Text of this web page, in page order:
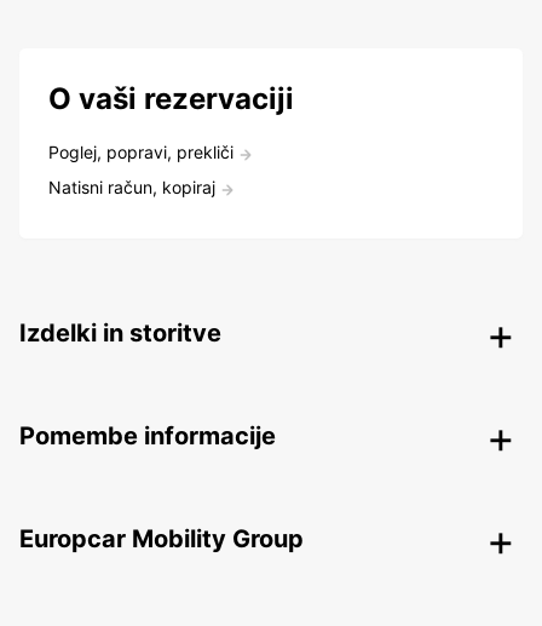
O vaši rezervaciji
Poglej, popravi, prekliči
Natisni račun, kopiraj
Izdelki in storitve
Pomembe informacije
Europcar Mobility Group